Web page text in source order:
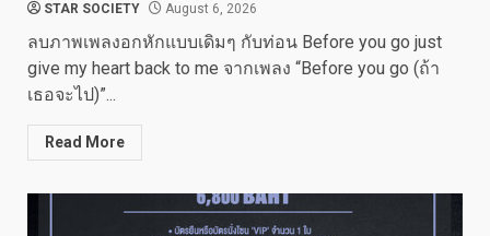
STAR SOCIETY August 6, 2026
ลบภาพเพลงอกหักแบบเดิมๆ กับท่อน Before you go just
give my heart back to me จากเพลง “Before you go (ถ้า
เธอจะไป)”...
Read More